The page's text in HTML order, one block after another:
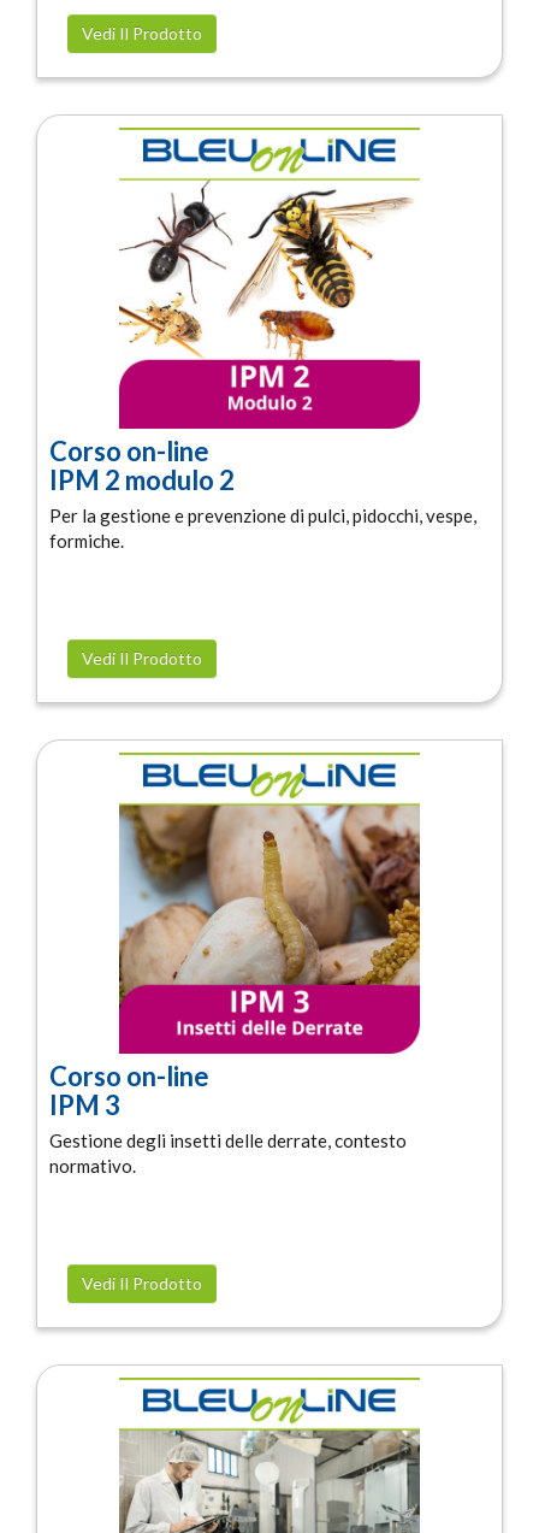
Vedi Il Prodotto
Corso on-line
IPM 2 modulo 2
Per la gestione e prevenzione di pulci, pidocchi, vespe,
formiche.
Vedi Il Prodotto
Corso on-line
IPM 3
Gestione degli insetti delle derrate, contesto
normativo.
Vedi Il Prodotto